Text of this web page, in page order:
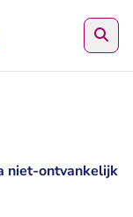
niet-ontvankelijk